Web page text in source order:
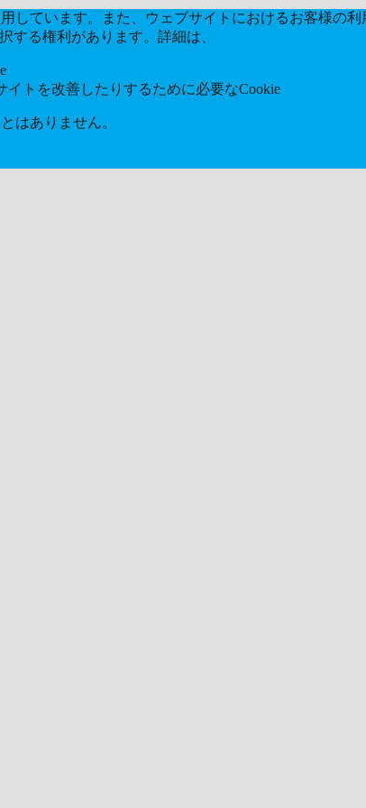
ています。また、ウェブサイトにおけるお客様の
する権利があります。詳細は、
トを改善したりするために必要なCookie
はありません。